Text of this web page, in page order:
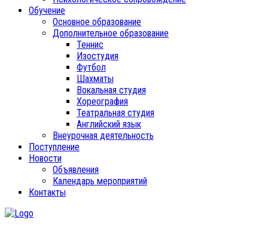
Обучение
Основное образование
Дополнительное образование
Теннис
Изостудия
Футбол
Шахматы
Вокальная студия
Хореография
Театральная студия
Английский язык
Внеурочная деятельность
Поступление
Новости
Объявления
Календарь мероприятий
Контакты